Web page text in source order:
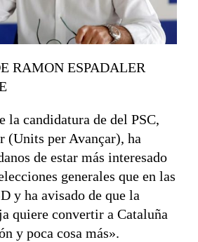
RAMON ESPADALER
la candidatura de del PSC,
(Units per Avançar), ha
de estar más interesado
generales que en las
y ha avisado de que la
quiere convertir a Cataluña
y poca cosa más».